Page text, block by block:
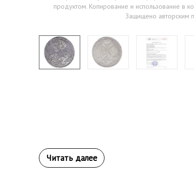
продуктом. Копирование и использование в
Защищено авторским